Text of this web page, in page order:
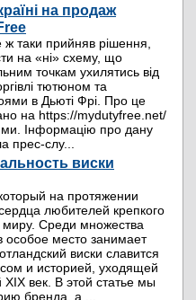
на продаж
ж таки прийняв рішення,
на «ні» схему, що
точкам ухилятись від
тютюном та
в Дьюті Фрі. Про це
на https://mydutyfree.net/
Інформацію про дану
прес-слу...
виски
на протяжении
любителей крепкого
миру. Среди множества
особое место занимает
виски славится
и историей, уходящей
век. В этой статье мы
бренда, а ...